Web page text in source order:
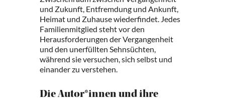
und Zukunft, Entfremdung und Ankunft,
Heimat und Zuhause wiederfindet. Jedes
Familienmitglied steht vor den
Herausforderungen der Vergangenheit
und den unerfüllten Sehnsüchten,
während sie versuchen, sich selbst und
einander zu verstehen.
Die Autor*innen und ihre